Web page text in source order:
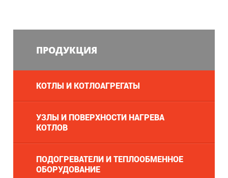
ПРОДУКЦИЯ
КОТЛЫ И КОТЛОАГРЕГАТЫ
УЗЛЫ И ПОВЕРХНОСТИ НАГРЕВА
КОТЛОВ
ПОДОГРЕВАТЕЛИ И ТЕПЛООБМЕННОЕ
ОБОРУДОВАНИЕ